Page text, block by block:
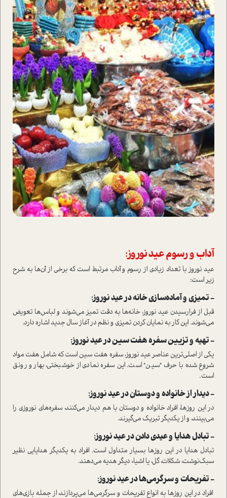
آداب و رسوم عید نوروز:
عید نوروز با تعداد زیادی از رسوم و آداب مرتبط ا‌ست که برخی از آن‌ها به شرح
زیر ا‌ست:
- تمیزی و آماده‌سازی خانه در عید نوروز:
قبل از فرارسیدن عید نوروز، خانه‌ها به دقت تمیز می‌شوند و لباس‌ها تعویض
می‌شوند. این کار به نمایان کردن تمیزی و نظم در آغاز سال جدید اشاره دارد.
- تهیه و تزیین سفره هفت سین در عید نوروز:
یکی از اصلی‌ترین عناصر عید نوروز، سفره هفت سین ا‌ست که شامل هفت مواد
شروع شده با حرف "سین" ا‌ست. این سفره نمادی از خوشبختی، بهار و رونق
ا‌ست.
- دیدار از خانواده و دوستان در عید نوروز:
در این روزها، افراد خانواده و دوستان با هم دیدار می‌کنند، سفره‌های نوروزی را
می‌بینند، و از یکدیگر تبریک می‌گیرند.
- تبادل هدایا و عیدی دادن در عید نوروز:
تبادل هدایا در این روزها بسیار متداول ا‌ست. افراد به یکدیگر هدایایی نظیر
سبک‌نوشت، شکلات، گل، یا اشیاء دیگر هدیه می‌دهند.
- تفریحات و سرگرمی‌ها در عید نوروز:
افراد در این روزها به انواع تفریحات و سرگرمی‌ها می‌پردازند، از جمله بازی‌های